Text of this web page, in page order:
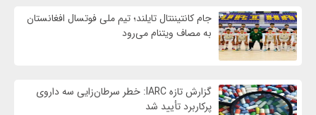
جام کانتیننتال تایلند؛ تیم ملی فوتسال افغانستان
به مصاف ویتنام می‌رود
گزارش تازه IARC: خطر سرطان‌زایی سه داروی
پرکاربرد تأیید شد